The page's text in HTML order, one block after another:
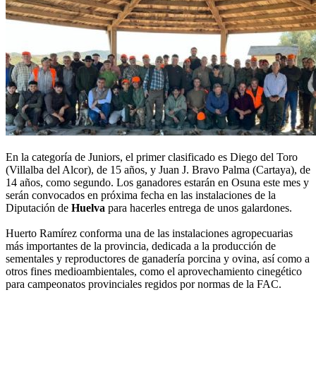
En la categoría de Juniors, el primer clasificado es Diego del Toro
(Villalba del Alcor), de 15 años, y Juan J. Bravo Palma (Cartaya), de
14 años, como segundo. Los ganadores estarán en Osuna este mes y
serán convocados en próxima fecha en las instalaciones de la
Diputación de Huelva para hacerles entrega de unos galardones.
Huerto Ramírez conforma una de las instalaciones agropecuarias
más importantes de la provincia, dedicada a la producción de
sementales y reproductores de ganadería porcina y ovina, así como a
otros fines medioambientales, como el aprovechamiento cinegético
para campeonatos provinciales regidos por normas de la FAC.